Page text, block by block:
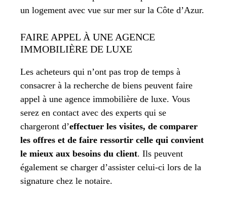
un logement avec vue sur mer sur la Côte d’Azur.
FAIRE APPEL À UNE AGENCE
IMMOBILIÈRE DE LUXE
Les acheteurs qui n’ont pas trop de temps à
consacrer à la recherche de biens peuvent faire
appel à une agence immobilière de luxe. Vous
serez en contact avec des experts qui se
chargeront d’effectuer les visites, de comparer
les offres et de faire ressortir celle qui convient
le mieux aux besoins du client. Ils peuvent
également se charger d’assister celui-ci lors de la
signature chez le notaire.